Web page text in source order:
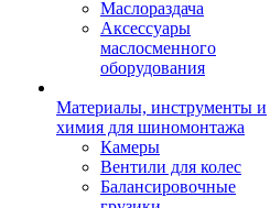
Маслораздача
Аксессуары
маслосменного
оборудования
Материалы, инструменты и
химия для шиномонтажа
Камеры
Вентили для колес
Балансировочные